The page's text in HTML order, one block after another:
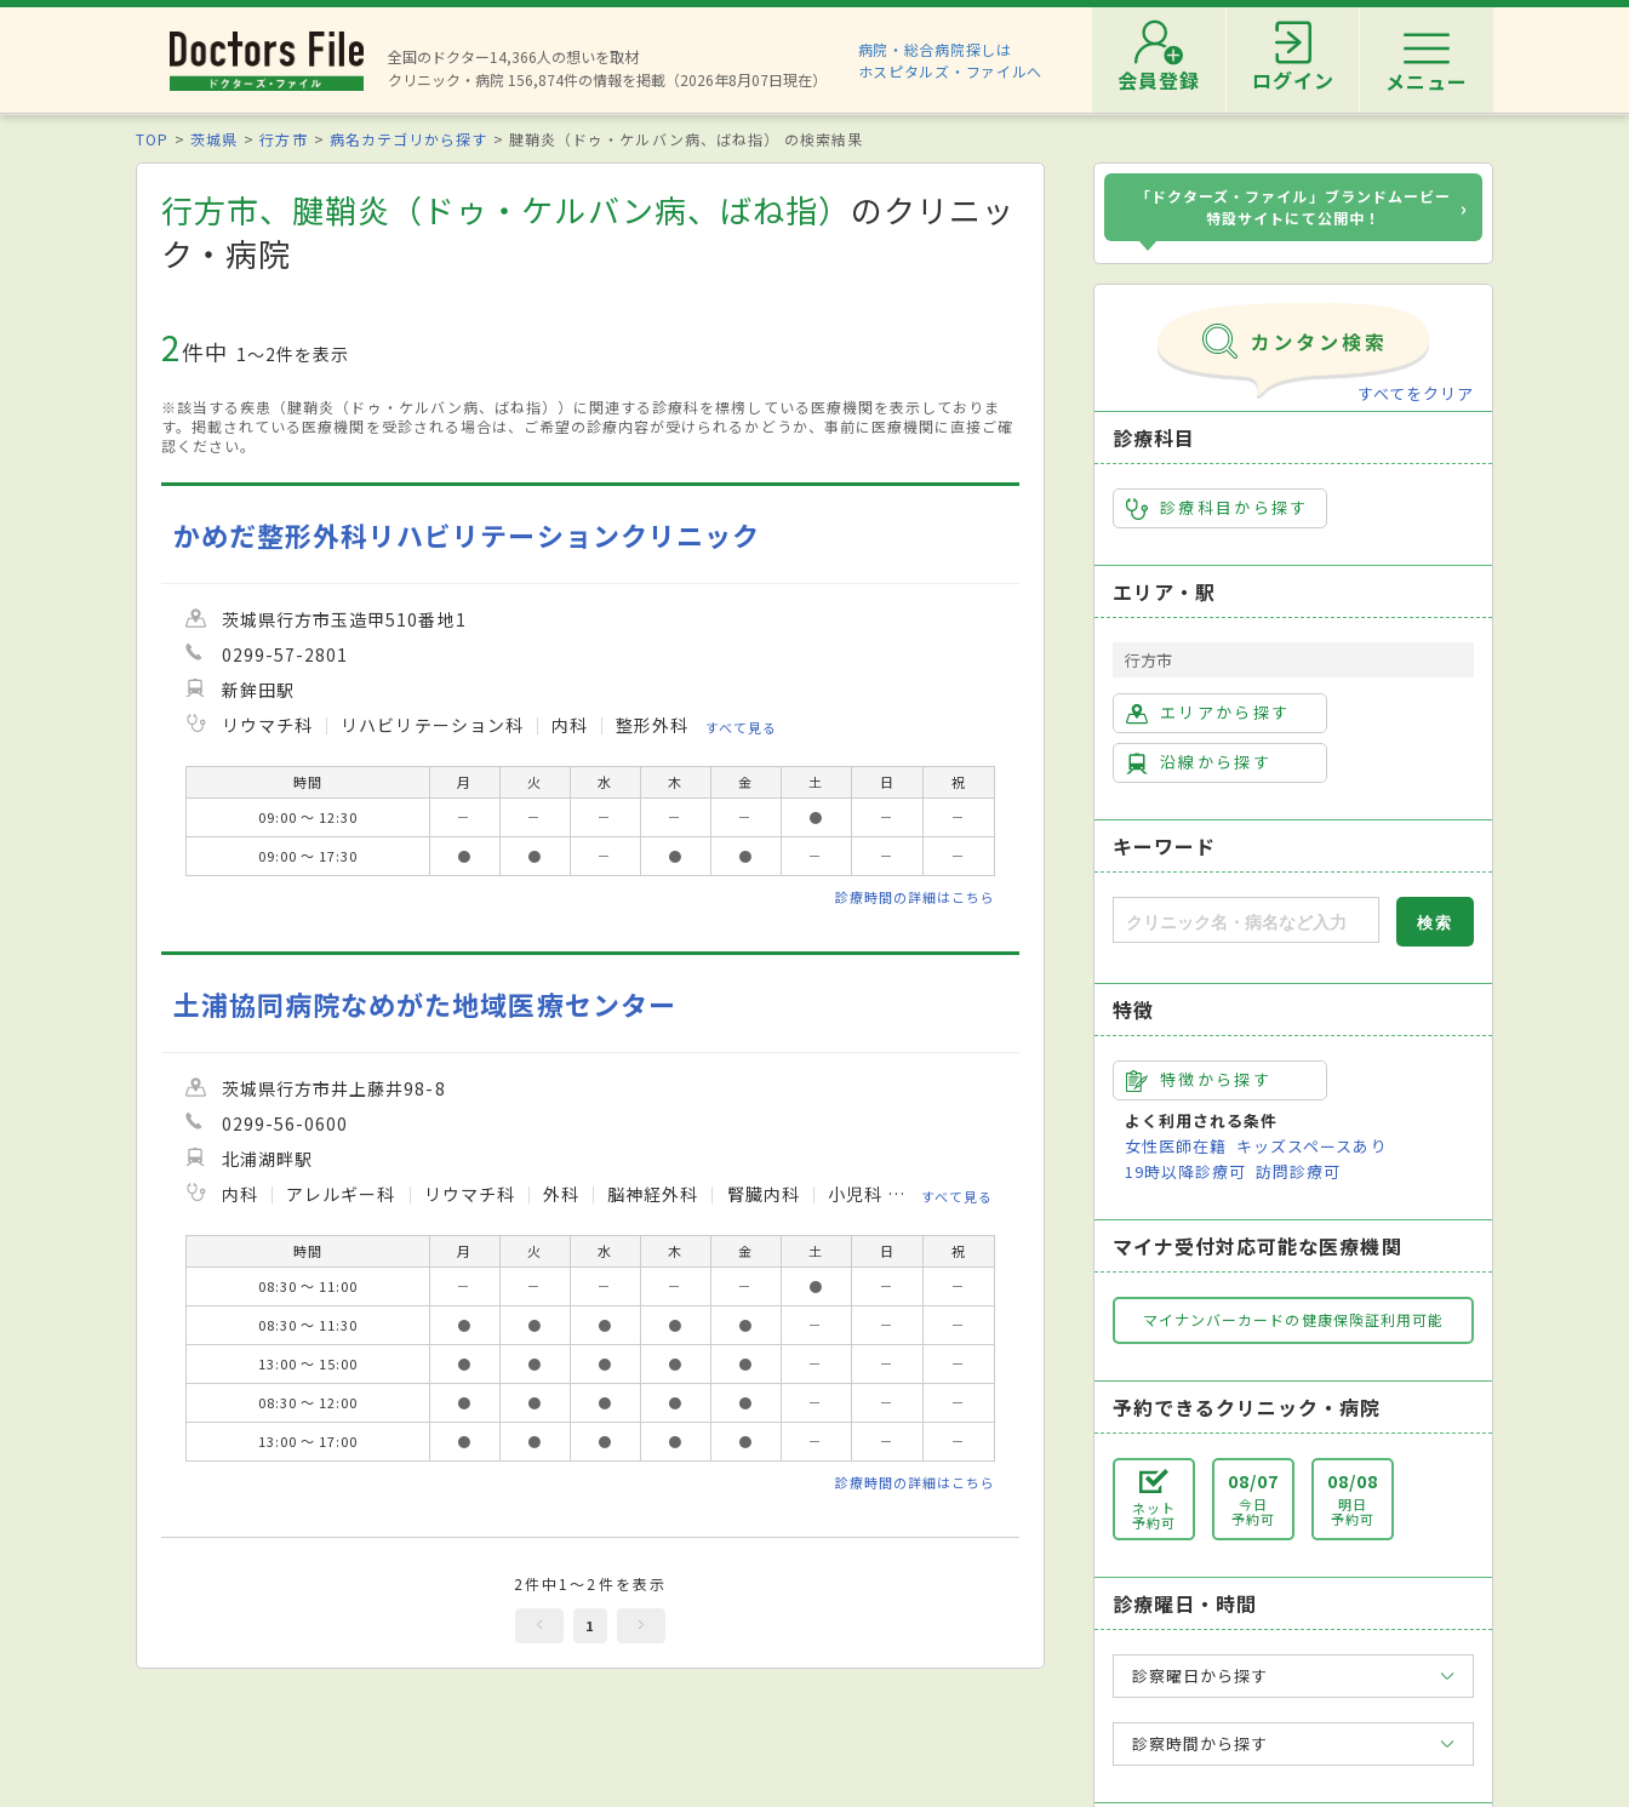
全国のドクター14,366人の想いを取材
クリニック・病院 156,874件の情報を掲載（2026年8月07日現在）
病院・総合病院探しは
ホスピタルズ・ファイルへ
会員登録 ログイン メニュー
TOP 茨城県 行方市 病名カテゴリから探す 腱鞘炎（ドゥ・ケルバン病、ばね指） の検索結果
行方市、腱鞘炎（ドゥ・ケルバン病、ばね指） のクリニッ
ク・病院
2件中 1〜2件を表示
※該当する疾患（腱鞘炎（ドゥ・ケルバン病、ばね指））に関連する診療科を標榜している医療機関を表示しておりま
す。掲載されている医療機関を受診される場合は、ご希望の診療内容が受けられるかどうか、事前に医療機関に直接ご確
認ください。
かめだ整形外科リハビリテーションクリニック
茨城県行方市玉造甲510番地1
0299-57-2801
新鉾田駅
リウマチ科
リハビリテーション科 内科 整形外科 すべて見る
時間 月 火 水 木 金 土 日
祝
09:00 ～ 12:30
－ － － － － ● －
－
09:00 ～ 17:30
● ● － ● ● － － －
診療時間の詳細はこちら
土浦協同病院なめがた地域医療センター
茨城県行方市井上藤井98-8
0299-56-0600
北浦湖畔駅
内科
アレルギー科 リウマチ科 外科 脳神経外科 腎臓内科 小児科 整形外科
すべて見る
時間 月 火 水 木 金 土 日
祝
08:30 ～ 11:00
－ － － － － ● －
－
08:30 ～ 11:30
● ● ● ● ● － －
－
13:00 ～ 15:00
● ● ● ● ● － －
－
08:30 ～ 12:00
● ● ● ● ● － －
－
13:00 ～ 17:00
● ● ● ● ● － － －
診療時間の詳細はこちら
2件中1～2件を表示
1
「ドクターズ・ファイル」ブランドムービー
特設サイトにて公開中！
›
すべてをクリア
診療科目
診療科目から探す
エリア・駅
行方市
エリアから探す
沿線から探す
キーワード
特徴
特徴から探す
よく利用される条件
女性医師在籍 キッズスペースあり
19時以降診療可 訪問診療可
マイナ受付対応可能な医療機関
マイナンバーカードの健康保険証利用可能
予約できるクリニック・病院
ネット
予約可
08/07
今日
予約可
08/08
明日
予約可
診療曜日・時間
診察曜日から探す
診察時間から探す